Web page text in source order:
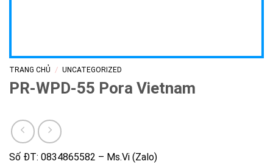
TRANG CHỦ / UNCATEGORIZED
PR-WPD-55 Pora Vietnam
Số ĐT: 0834865582 – Ms.Vi (Zalo)